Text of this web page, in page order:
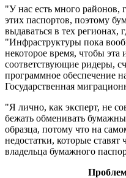
"У нас есть много районов,
этих паспортов, поэтому
выдаваться в тех регионах,
"Инфраструктуры пока
некоторое время, чтобы эта
соответствующие ридеры,
программное обеспечение
Государственная
"Я лично, как эксперт, не
бежать обменивать
образца, потому что на
недостатки, которые
владельца бумажного